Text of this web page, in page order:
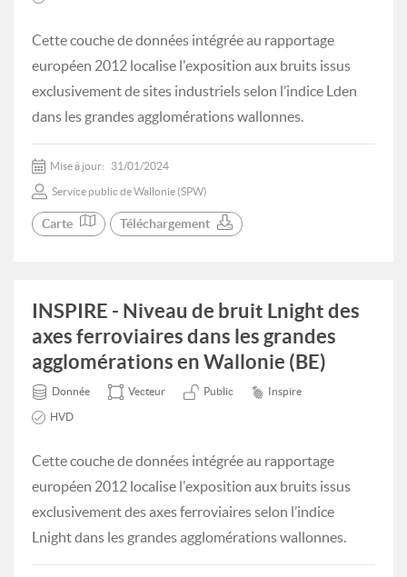
Cette couche de données intégrée au rapportage
européen 2012 localise l'exposition aux bruits issus
exclusivement de sites industriels selon l’indice Lden
dans les grandes agglomérations wallonnes.
Mise à jour: 31/01/2024
Service public de Wallonie (SPW)
Carte Téléchargement
INSPIRE - Niveau de bruit Lnight des
axes ferroviaires dans les grandes
agglomérations en Wallonie (BE)
Donnée Vecteur Public Inspire
HVD
Cette couche de données intégrée au rapportage
européen 2012 localise l'exposition aux bruits issus
exclusivement des axes ferroviaires selon l’indice
Lnight dans les grandes agglomérations wallonnes.